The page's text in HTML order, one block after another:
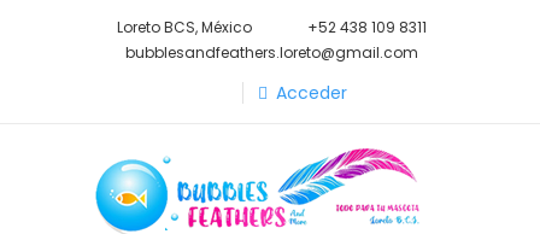
Loreto BCS, México
+52 438 109 8311
bubblesandfeathers.loreto@gmail.com
Acceder